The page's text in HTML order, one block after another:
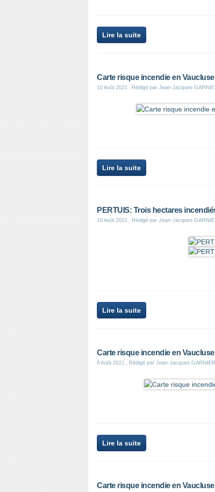
Lire la suite
Carte risque incendie en
10 Août 2021 , Rédigé par Jean-Jacques
Lire la suite
PERTUIS: Trois hectares
10 Août 2021 , Rédigé par Jean-Jacques
Lire la suite
Carte risque incendie en
8 Août 2021 , Rédigé par Jean-Jacques GARNIER
Lire la suite
Carte risque incendie en